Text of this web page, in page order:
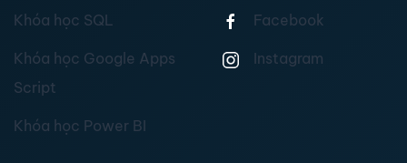
Khóa học SQL
Khóa học Google Apps
Script
Khóa học Power BI
Facebook
Instagram